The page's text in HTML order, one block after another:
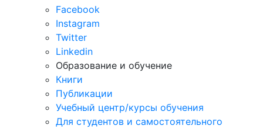
Facebook
Instagram
Twitter
Linkedin
Образование и обучение
Книги
Публикации
Учебный центр/курсы обучения
Для студентов и самостоятельного